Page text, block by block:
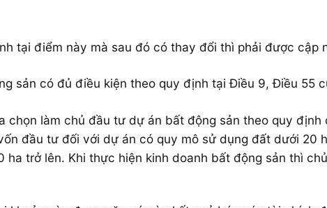
tại điểm này mà sau đó có thay đổi thì phải được cập
sản có đủ điều kiện theo quy định tại Điều 9, Điều 55
làm chủ đầu tư dự án bất động sản theo quy
đầu tư đối với dự án có quy mô sử dụng đất dưới 20
trở lên. Khi thực hiện kinh doanh bất động sản thì